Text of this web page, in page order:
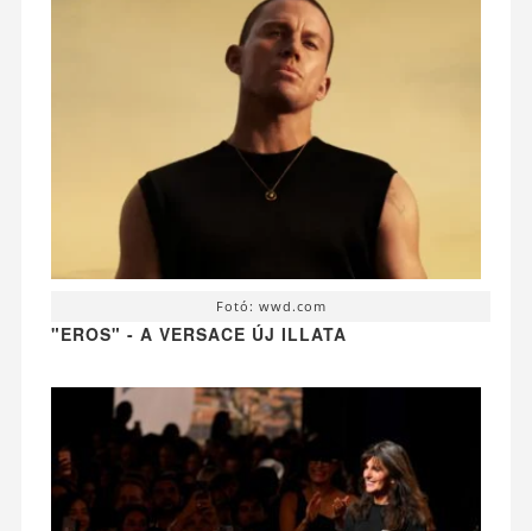
Fotó: wwd.com
"EROS" - A VERSACE ÚJ ILLATA